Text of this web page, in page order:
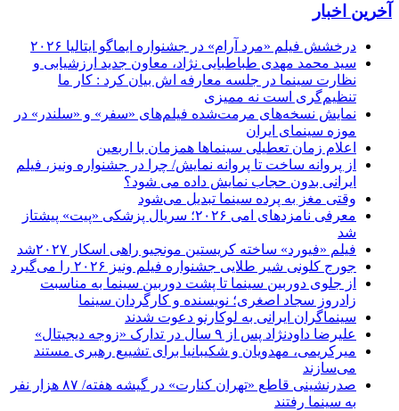
آخرین اخبار
درخشش فیلم «مرد آرام» در جشنواره ایماگو ایتالیا ۲۰۲۶
سید محمد مهدی طباطبایی نژاد، معاون جدید ارزشیابی و
نظارت سینما در جلسه معارفه اش بیان کرد : کار ما
تنظیم‌گری است نه ممیزی
نمایش نسخه‌های مرمت‌شده فیلم‌های «سفر» و «سلندر» در
موزه سینمای ایران
اعلام زمان تعطیلی سینماها همزمان با اربعین
از پروانه ساخت تا پروانه نمایش/ چرا در جشنواره ونیز، فیلم
ایرانی بدون حجاب نمایش داده می شود؟
وقتی مغز به پرده سینما تبدیل می‌شود
معرفی نامزدهای امی ۲۰۲۶؛ سریال پزشکی «پیت» پیشتاز
شد
فیلم «فیورد» ساخته کریستین مونجیو راهی اسکار ۲۰۲۷شد
جورج کلونی شیر طلایی جشنواره فیلم ونیز ۲۰۲۶ را می‌گیرد
از جلوی دوربین سینما تا پشت دوربین سینما به مناسبت
زادروز سجاد اصغری؛ نویسنده و کارگردان سینما
سینماگران ایرانی به لوکارنو دعوت شدند
علیرضا داودنژاد پس از ۹ سال در تدارک «زوجه دیجیتال»
میرکریمی، مهدویان و شکیبانیا برای تشییع رهبری مستند
می‌سازند
صدرنشینی قاطع «تهران کنارت» در گیشه هفته/ ۸۷ هزار نفر
به سینما رفتند